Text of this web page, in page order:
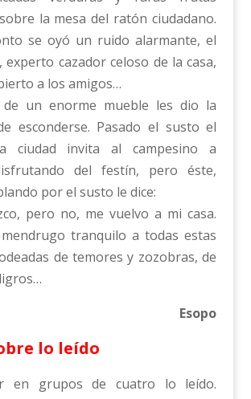
la mesa del ratón ciudadano.
se oyó un ruido alarmante, el
experto cazador celoso de la casa,
a los amigos…
de un enorme mueble les dio la
esconderse. Pasado el susto el
ciudad invita al campesino a
del festín, pero éste,
por el susto le dice:
pero no, me vuelvo a mi casa.
tranquilo a todas estas
de temores y zozobras, de
Esopo
lo leído
en grupos de cuatro lo leído.